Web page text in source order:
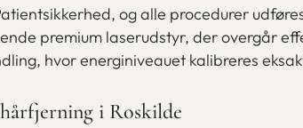
og alle procedurer
premium laserudstyr, der overgår
hvor energiniveauet kalibreres
i Roskilde